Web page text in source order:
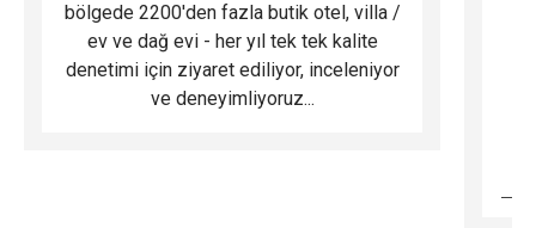
bölgede 2200'den fazla butik otel, villa /
ev ve dağ evi - her yıl tek tek kalite
denetimi için ziyaret ediliyor, inceleniyor
ve deneyimliyoruz...